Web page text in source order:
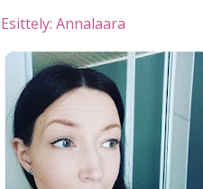
Esittely: Annalaara